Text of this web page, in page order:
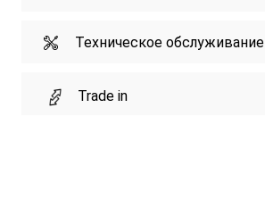
Техническое обслуживание
Trade in